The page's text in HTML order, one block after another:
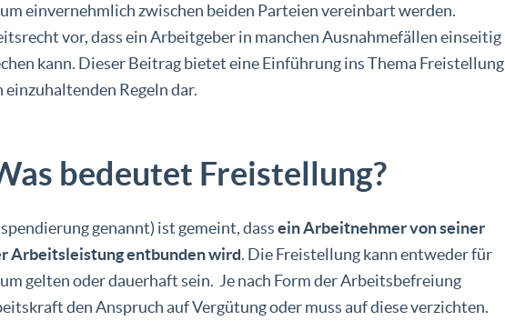
einvernehmlich zwischen beiden Parteien vereinbart werden.
vor, dass ein Arbeitgeber in manchen Ausnahmefällen einseitig
kann. Dieser Beitrag bietet eine Einführung ins Thema Freistellung
Regeln dar.
bedeutet Freistellung?
genannt) ist gemeint, dassein Arbeitnehmer von seiner
Arbeitsleistung entbunden wird. Die Freistellung kann entweder für
gelten oder dauerhaft sein. Je nach Form der Arbeitsbefreiung
den Anspruch auf Vergütung oder muss auf diese verzichten.